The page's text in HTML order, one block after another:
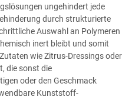
ungehindert jede
durch strukturierte
Auswahl an Polymeren
inert bleibt und somit
wie Zitrus-Dressings oder
die sonst die
oder den Geschmack
Kunststoff-